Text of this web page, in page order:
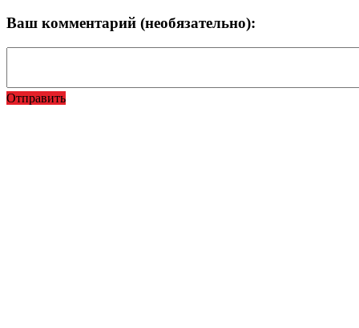
Ваш комментарий (необязательно):
Отправить